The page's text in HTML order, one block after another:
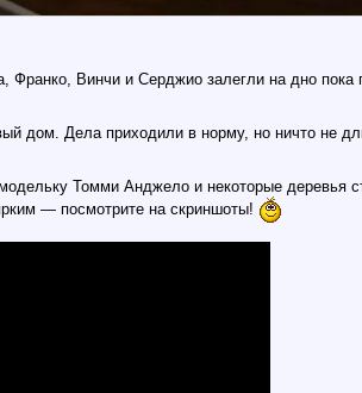
Франко, Винчи и Серджио залегли на дно пока
дом. Дела приходили в норму, но ничто не
Томми Анджело и некоторые деревья
— посмотрите на скриншоты!